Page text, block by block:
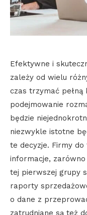
Efektywne i
zależy od wielu
czas trzymać
podejmowanie
będzie
niezwykle istotne
te decyzje. Firmy
informacje,
tej pierwszej grupy
raporty
o dane z
zatrudniane są też